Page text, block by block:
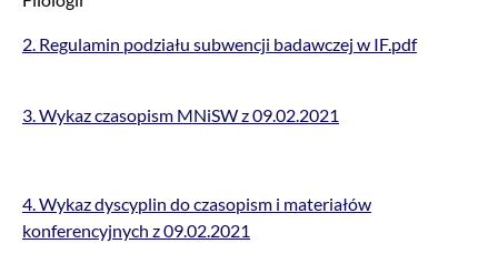
2. Regulamin podziału subwencji badawczej w IF.pdf
3. Wykaz czasopism MNiSW z 09.02.2021
4. Wykaz dyscyplin do czasopism i materiałów
konferencyjnych z 09.02.2021